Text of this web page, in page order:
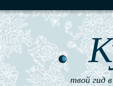
твой гид